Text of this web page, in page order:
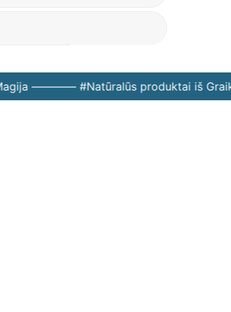
———— #Natūralūs produktai iš